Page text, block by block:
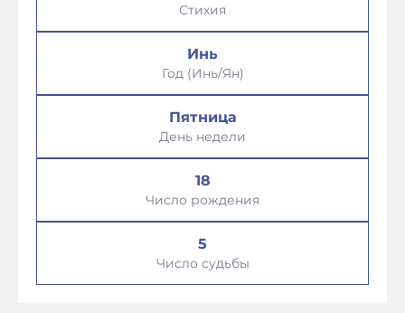
Стихия
Инь
Год (Инь/Ян)
Пятница
День недели
18
Число рождения
5
Число судьбы